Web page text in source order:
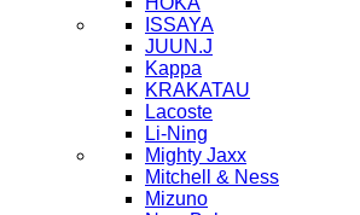
ISSAYA
JUUN.J
Kappa
KRAKATAU
Lacoste
Li-Ning
Mighty Jaxx
Mitchell & Ness
Mizuno